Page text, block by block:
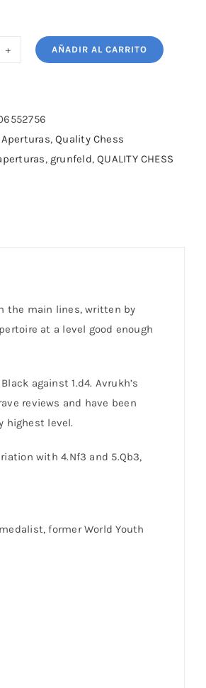
AÑADIR AL CARRITO
Aperturas,Quality Chess
, grunfeld,QUALITY CHESS
the main lines, written by
at a level good enough
against 1.d4. Avrukh’s
reviews and have been
highest level.
with 4.Nf3 and 5.Qb3,
former World Youth